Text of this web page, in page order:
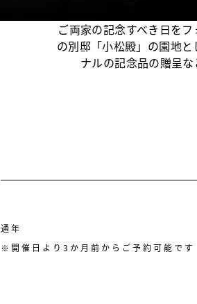
ご両家の記念すべき日を
の別邸「小松殿」の園地
ナルの記念品の贈呈
通年
※開催日より3か月前からご予約可能です